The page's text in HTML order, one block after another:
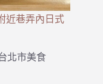
近巷弄內日式
北市美食